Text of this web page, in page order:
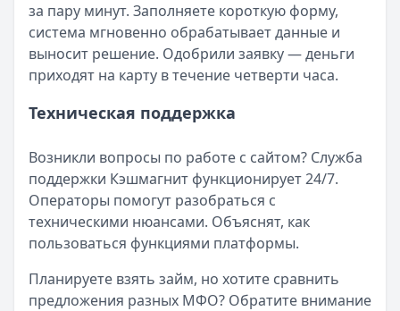
за пару минут. Заполняете короткую форму,
система мгновенно обрабатывает данные и
выносит решение. Одобрили заявку — деньги
приходят на карту в течение четверти часа.
Техническая поддержка
Возникли вопросы по работе с сайтом? Служба
поддержки Кэшмагнит функционирует 24/7.
Операторы помогут разобраться с
техническими нюансами. Объяснят, как
пользоваться функциями платформы.
Планируете взять займ, но хотите сравнить
предложения разных МФО? Обратите внимание